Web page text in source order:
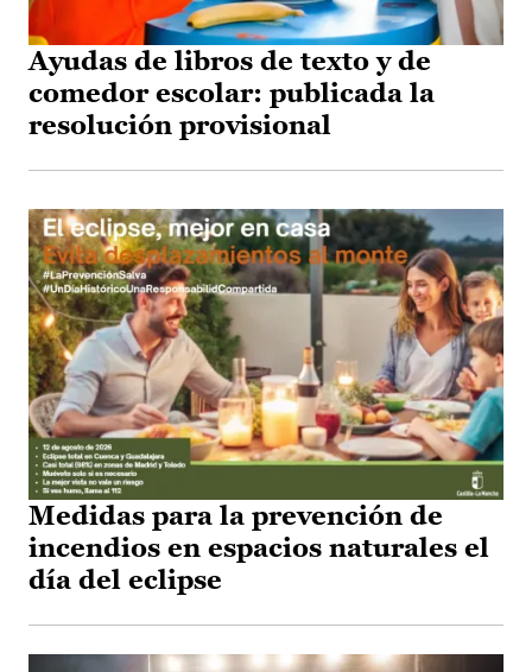
Ayudas de libros de texto y de
comedor escolar: publicada la
resolución provisional
Medidas para la prevención de
incendios en espacios naturales el
día del eclipse